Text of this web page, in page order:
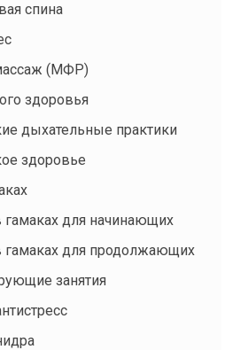
спина
(МФР)
здоровья
дыхательные практики
здоровье
гамаках для начинающих
гамаках для продолжающих
занятия